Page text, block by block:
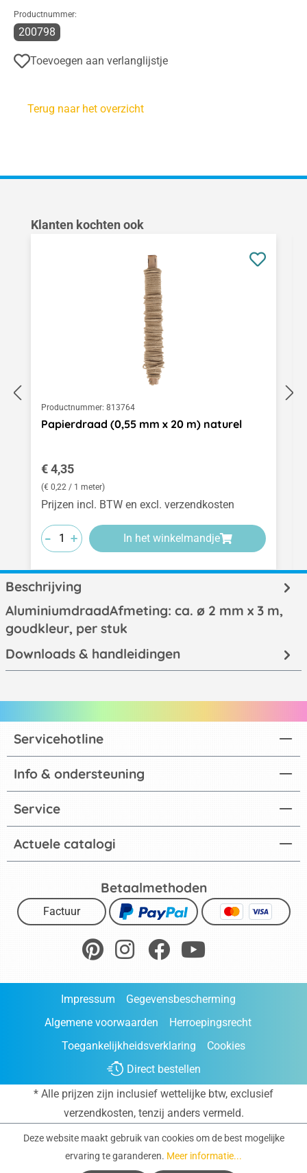
Productnummer:
200798
Toevoegen aan verlanglijstje
Terug naar het overzicht
Productgalerij overslaan
Klanten kochten ook
Productnummer: 813764
Papierdraad (0,55 mm x 20 m) naturel
Normale prijs:
€ 4,35
(€ 0,22 / 1 meter)
Prijzen incl. BTW en excl. verzendkosten
-
-
- +
+
+ In het winkelmandje
Beschrijving
AluminiumdraadAfmeting: ca. ø 2 mm x 3 m,
goudkleur, per stuk
Downloads & handleidingen
Actuele catalogi
Servicehotline
Info & ondersteuning
Service
Betaalmethoden
Factuur
Impressum
Gegevensbescherming
Algemene voorwaarden
Herroepingsrecht
Toegankelijkheidsverklaring
Cookies
Direct bestellen
* Alle prijzen zijn inclusief wettelijke btw, exclusief
verzendkosten, tenzij anders vermeld.
Deze website maakt gebruik van cookies om de best mogelijke
ervaring te garanderen. Meer informatie...